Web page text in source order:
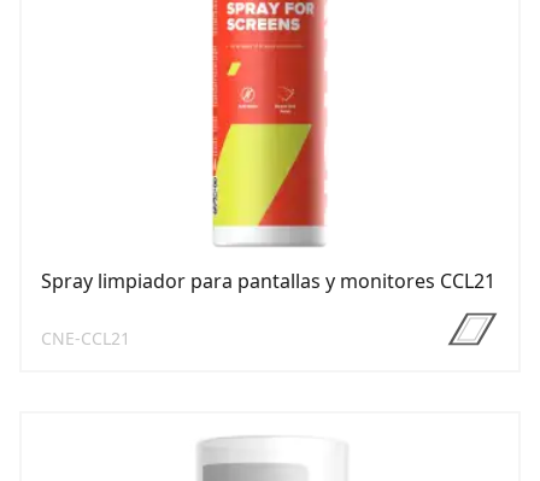
Spray limpiador para pantallas y monitores CCL21
CNE-CCL21